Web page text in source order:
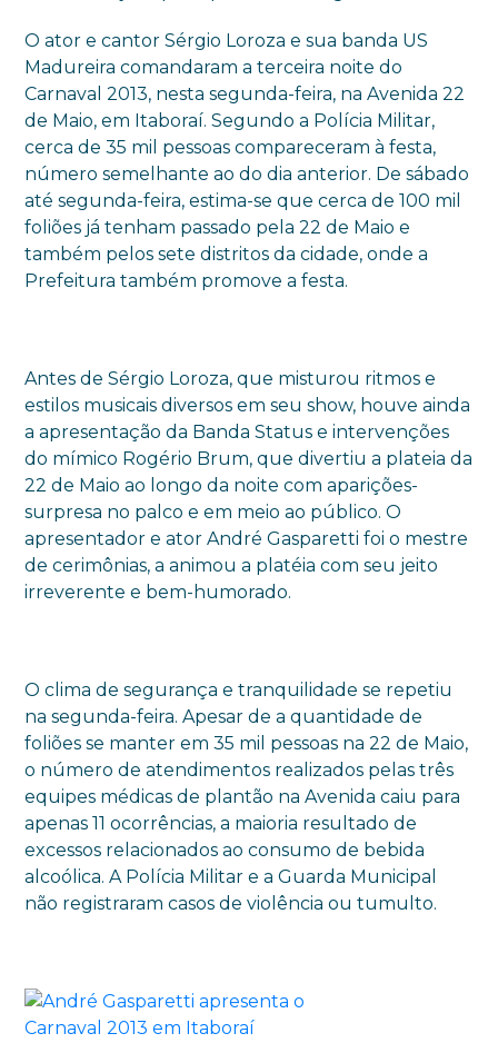
O ator e cantor Sérgio Loroza e sua banda US
Madureira comandaram a terceira noite do
Carnaval 2013, nesta segunda-feira, na Avenida 22
de Maio, em Itaboraí. Segundo a Polícia Militar,
cerca de 35 mil pessoas compareceram à festa,
número semelhante ao do dia anterior. De sábado
até segunda-feira, estima-se que cerca de 100 mil
foliões já tenham passado pela 22 de Maio e
também pelos sete distritos da cidade, onde a
Prefeitura também promove a festa.
Antes de Sérgio Loroza, que misturou ritmos e
estilos musicais diversos em seu show, houve ainda
a apresentação da Banda Status e intervenções
do mímico Rogério Brum, que divertiu a plateia da
22 de Maio ao longo da noite com aparições-
surpresa no palco e em meio ao público. O
apresentador e ator André Gasparetti foi o mestre
de cerimônias, a animou a platéia com seu jeito
irreverente e bem-humorado.
O clima de segurança e tranquilidade se repetiu
na segunda-feira. Apesar de a quantidade de
foliões se manter em 35 mil pessoas na 22 de Maio,
o número de atendimentos realizados pelas três
equipes médicas de plantão na Avenida caiu para
apenas 11 ocorrências, a maioria resultado de
excessos relacionados ao consumo de bebida
alcoólica. A Polícia Militar e a Guarda Municipal
não registraram casos de violência ou tumulto.